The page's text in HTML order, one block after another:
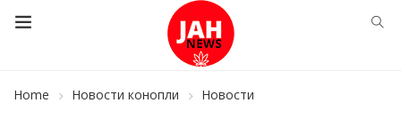
Home Новости конопли Новости